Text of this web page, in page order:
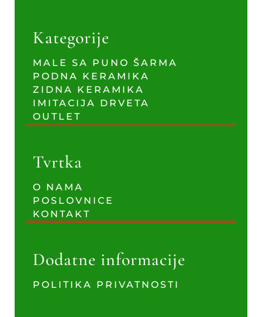
Kategorije
MALE SA PUNO ŠARMA
PODNA KERAMIKA
ZIDNA KERAMIKA
IMITACIJA DRVETA
OUTLET
Tvrtka
O NAMA
POSLOVNICE
KONTAKT
Dodatne informacije
POLITIKA PRIVATNOSTI